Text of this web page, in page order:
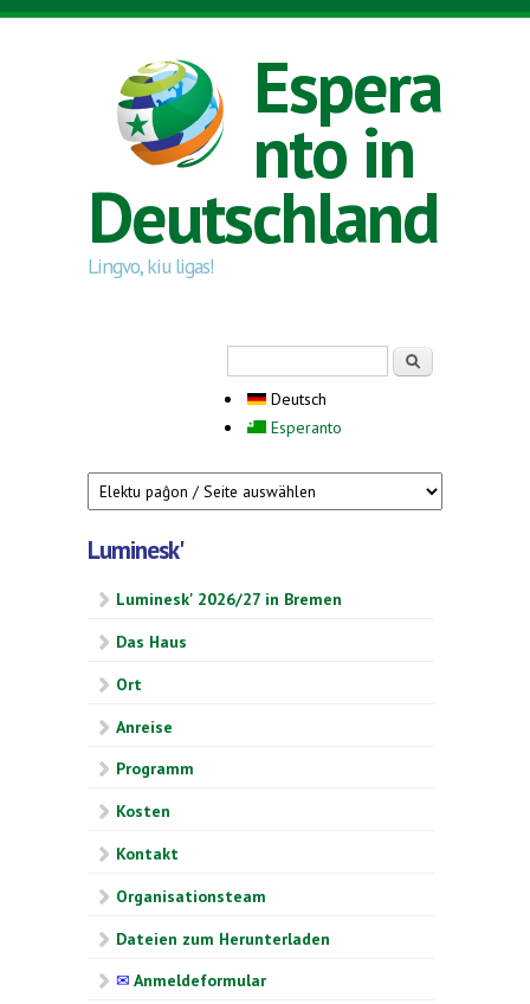
Direkt zum Inhalt
Espera
nto in
Deutschland
Lingvo, kiu ligas!
Deutsch
Esperanto
Luminesk'
Luminesk' 2026/27 in Bremen
Das Haus
Ort
Anreise
Programm
Kosten
Kontakt
Organisationsteam
Dateien zum Herunterladen
✉ Anmeldeformular